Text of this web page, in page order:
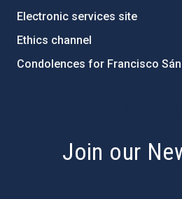
Electronic services site
Ethics channel
Condolences for Francisco
Join our